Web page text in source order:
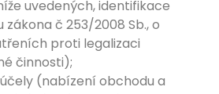
uvedených, identifikace
zákona č 253/2008 Sb., o
proti legalizaci
činnosti);
(nabízení obchodu a